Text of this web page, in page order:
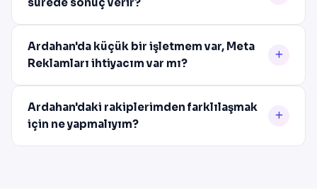
Ardahan'da küçük bir işletmem var, Meta
Reklamları ihtiyacım var mı?
Ardahan'daki rakiplerimden farklılaşmak
için ne yapmalıyım?